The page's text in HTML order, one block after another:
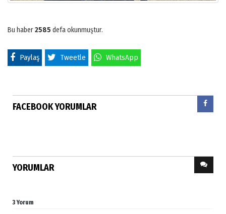
Bu haber2585 defa okunmuştur.
Paylaş Tweetle WhatsApp
FACEBOOK YORUMLAR
YORUMLAR
3 Yorum